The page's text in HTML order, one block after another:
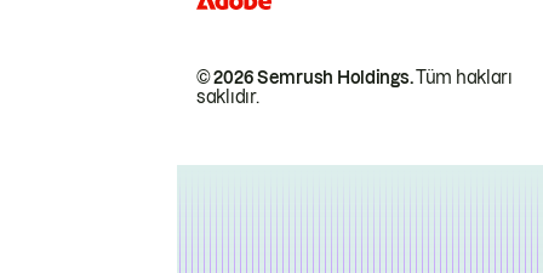
© 2026 Semrush Holdings.Tüm hakları
saklıdır.